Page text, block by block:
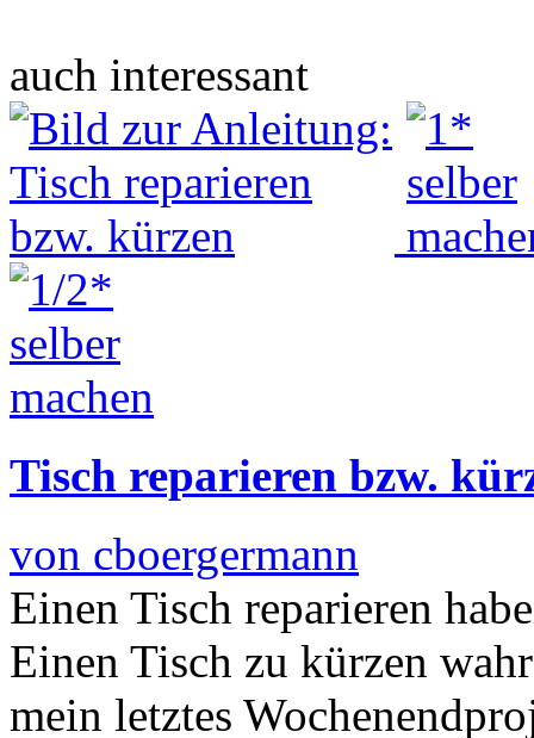
auch interessant
Tisch reparieren bzw.
von cboergermann
Einen Tisch reparieren
Einen Tisch zu kürzen
mein letztes